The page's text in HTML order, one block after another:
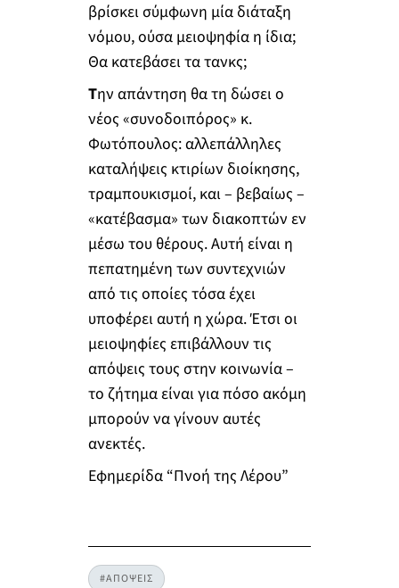
βρίσκει σύμφωνη μία διάταξη
νόμου, ούσα μειοψηφία η ίδια;
Θα κατεβάσει τα τανκς;
Την απάντηση θα τη δώσει ο
νέος «συνοδοιπόρος» κ.
Φωτόπουλος: αλλεπάλληλες
καταλήψεις κτιρίων διοίκησης,
τραμπουκισμοί, και – βεβαίως –
«κατέβασμα» των διακοπτών εν
μέσω του θέρους. Αυτή είναι η
πεπατημένη των συντεχνιών
από τις οποίες τόσα έχει
υποφέρει αυτή η χώρα. Έτσι οι
μειοψηφίες επιβάλλουν τις
απόψεις τους στην κοινωνία –
το ζήτημα είναι για πόσο ακόμη
μπορούν να γίνουν αυτές
ανεκτές.
Εφημερίδα “Πνοή της Λέρου”
#ΑΠΟΨΕΙΣ